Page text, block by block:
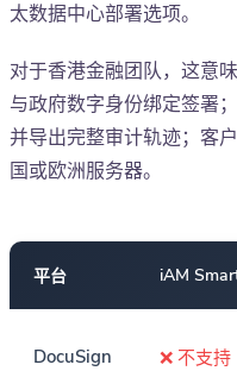
太数据中心部署选项。
对于香港金融团队，这意
与政府数字身份绑定签署
并导出完整审计轨迹；客
国或欧洲服务器。
平台 iAM
DocuSign ❌ 不支持